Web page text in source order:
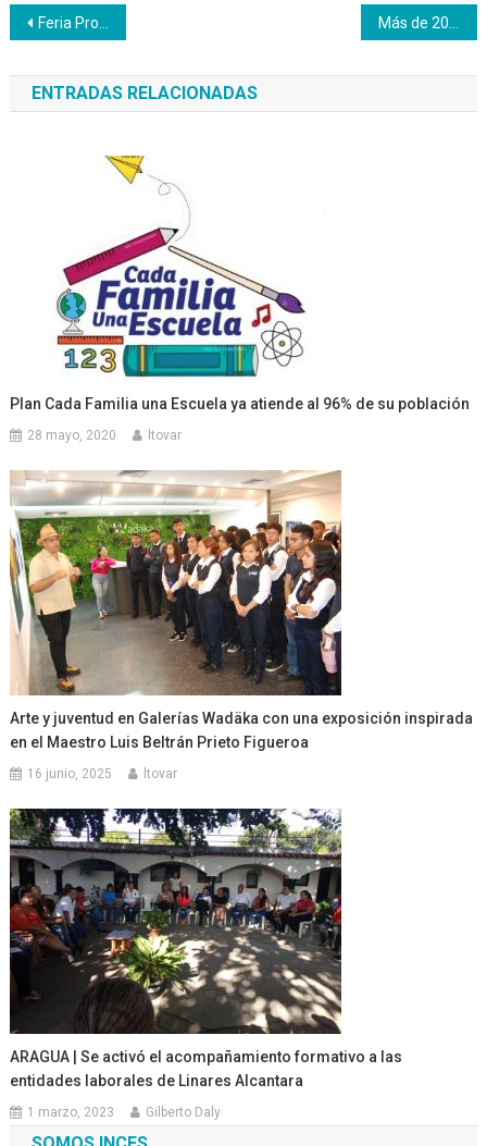
Navegación
de
entradas
Feria Productiva enaltece labor de maestros y promotores técnicos productivos
ENTRADAS RELACIONADAS
Plan Cada Familia una Escuela ya atiende al 96% de su población
28 mayo, 2020 ltovar
Arte y juventud en Galerías Wadäka con una exposición inspirada
en el Maestro Luis Beltrán Prieto Figueroa
16 junio, 2025 ltovar
ARAGUA | Se activó el acompañamiento formativo a las
entidades laborales de Linares Alcantara
1 marzo, 2023 Gilberto Daly